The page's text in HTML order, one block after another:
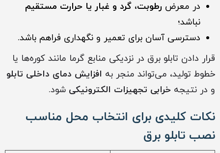
در معرض رطوبت، گرد و غبار یا حرارت مستقیم
نباشد؛
دسترسی آسان برای تعمیر و نگهداری فراهم باشد.
قرار دادن تابلو برق در نزدیکی منابع گرما مانند کوره‌ها یا
خطوط تولید، می‌تواند منجر به افزایش دمای داخلی تابلو
و در نتیجه خرابی تجهیزات الکترونیکی شود.
نکات کلیدی برای انتخاب محل مناسب
نصب تابلو برق